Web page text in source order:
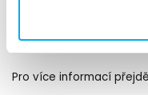
zálohovacích
Pro více informací